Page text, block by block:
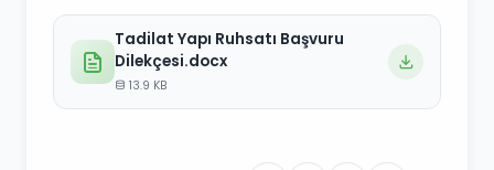
Tadilat Yapı Ruhsatı Başvuru
Dilekçesi.docx
13.9 KB